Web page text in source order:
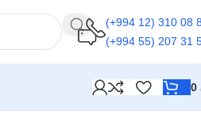
(+994 12) 310 08
(+994 55) 207 31
0